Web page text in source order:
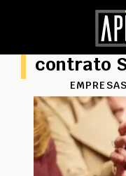
contrato
EMPRESAS